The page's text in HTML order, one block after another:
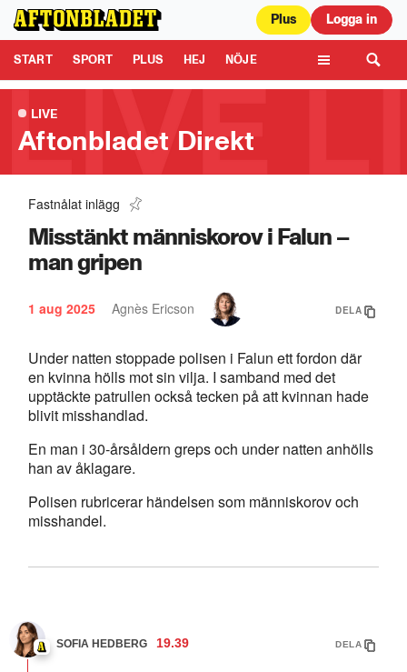
Plus Logga in
START SPORT PLUS HEJ NÖJE
Aftonbladet är en del av Schibsted Media. Schibsted News Media AB är
ansvarig för dina data på denna webbplats.Läs mer här
Tipsa oss
LIVE
Aftonbladet Direkt
Sex dödade i skolskjutning
0:47
Fastnålat inlägg
Misstänkt människorov i Falun –
man gripen
1 aug 2025 Agnès Ericson DELA
Under natten stoppade polisen i Falun ett fordon där
en kvinna hölls mot sin vilja. I samband med det
upptäckte patrullen också tecken på att kvinnan hade
blivit misshandlad.
En man i 30-årsåldern greps och under natten anhölls
han av åklagare.
Polisen rubricerar händelsen som människorov och
misshandel.
SOFIA HEDBERG 19.39 DELA